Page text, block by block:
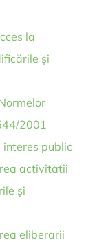
la
și
2001
public
activitatii
și
eliberarii